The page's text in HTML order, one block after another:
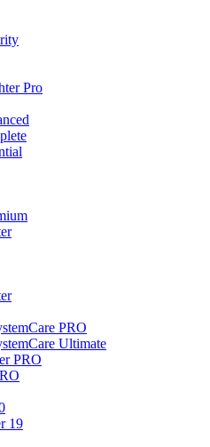
Pro
PRO
Ultimate
PRO
19